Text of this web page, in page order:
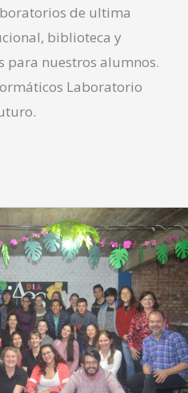
de ultima
biblioteca y
para nuestros alumnos.
Laboratorio